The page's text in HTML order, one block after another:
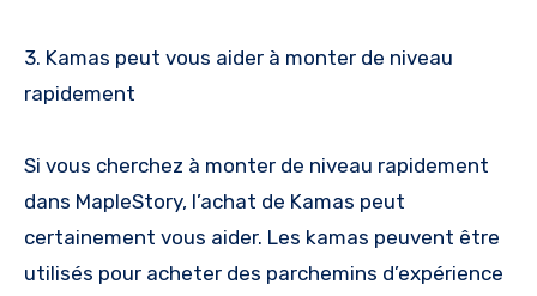
3. Kamas peut vous aider à monter de niveau
rapidement
Si vous cherchez à monter de niveau rapidement
dans MapleStory, l’achat de Kamas peut
certainement vous aider. Les kamas peuvent être
utilisés pour acheter des parchemins d’expérience